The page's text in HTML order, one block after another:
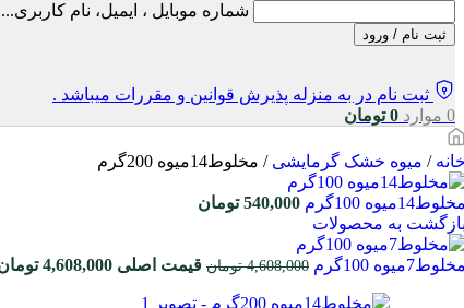
شماره موبایل ، ایمیل، نام کاربری...
ثبت نام / ورود
ثبت نام در به منزله پذیرش قوانین و مقررات میباشد .
0 موارد 0 تومان
/ میوه خشک گرمایشی/ مخلوط14میوه 200گرم
100گرم 540,000 تومان
به محصولات
100گرم 4,608,000 تومان قیمت اصلی 4,608,000 تومان بود.